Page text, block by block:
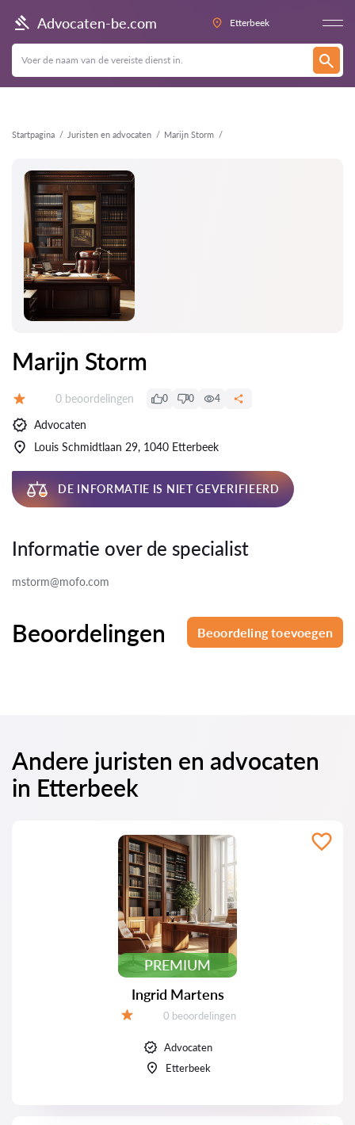
Advocaten-be.com Etterbeek
Startpagina Juristen en advocaten Marijn Storm
Terug
Marijn Storm
Beoordelingen:
0 beoordelingen 0 0 4
Advocaten
Louis Schmidtlaan 29, 1040 Etterbeek
DE INFORMATIE IS NIET GEVERIFIEERD
Informatie over de specialist
mstorm@mofo.com
Beoordelingen Beoordeling toevoegen
Andere juristen en advocaten
in Etterbeek
PREMIUM
Ingrid Martens
Beoordelingen:
0 beoordelingen
Advocaten
Etterbeek